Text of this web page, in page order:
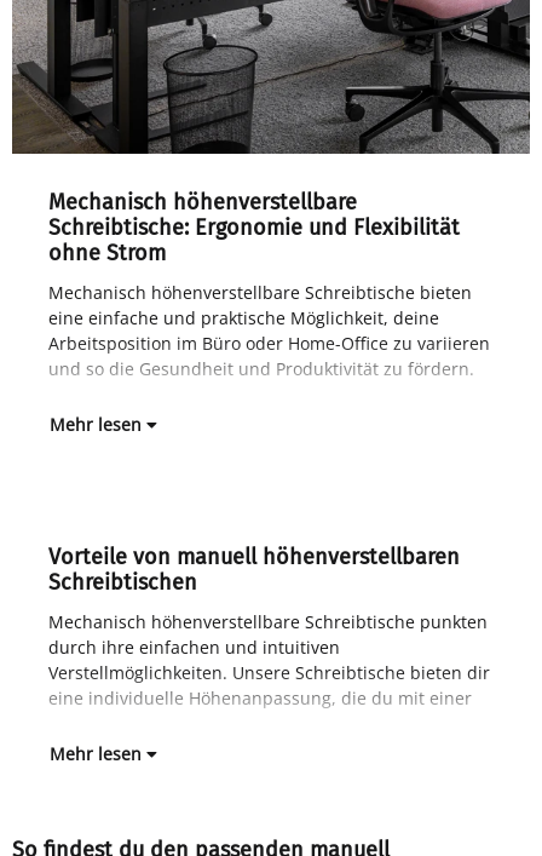
Mechanisch höhenverstellbare
Schreibtische: Ergonomie und Flexibilität
ohne Strom
Mechanisch höhenverstellbare Schreibtische bieten
eine einfache und praktische Möglichkeit, deine
Arbeitsposition im Büro oder Home-Office zu variieren
und so die Gesundheit und Produktivität zu fördern.
Mehr lesen
Vorteile von manuell höhenverstellbaren
Schreibtischen
Mechanisch höhenverstellbare Schreibtische punkten
durch ihre einfachen und intuitiven
Verstellmöglichkeiten. Unsere Schreibtische bieten dir
eine individuelle Höhenanpassung, die du mit einer
Kurbel, manueller Arretierung oder einem
Mehr lesen
So findest du den passenden manuell